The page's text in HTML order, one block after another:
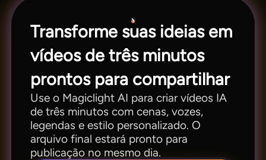
Transforme suas ideias em
vídeos de três minutos
prontos para compartilhar
Use o Magiclight AI para criar vídeos IA
de três minutos com cenas, vozes,
legendas e estilo personalizado. O
arquivo final estará pronto para
publicação no mesmo dia.